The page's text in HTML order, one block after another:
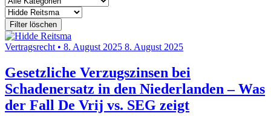
Filter löschen
Vertragsrecht • 8. August 2025 8. August 2025
Gesetzliche Verzugszinsen bei
Schadenersatz in den Niederlanden – Was
der Fall De Vrij vs. SEG zeigt